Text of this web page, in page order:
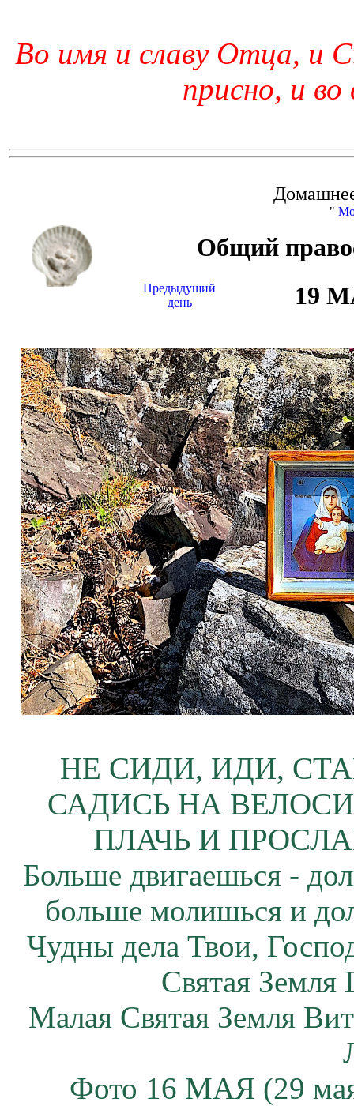
Во имя и славу Отца, и
присно, и во
"
Общий
Предыдущий
день
19
НЕ СИДИ, ИДИ,
САДИСЬ НА
ПЛАЧЬ И
Больше двигаешься -
больше молишься и
Чудны дела Твои,
Святая
Малая Святая Земля
Фото 16 МАЯ (29